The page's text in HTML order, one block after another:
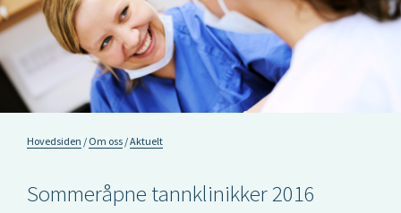
Hovedsiden Om oss Aktuelt
Sommeråpne tannklinikker 2016